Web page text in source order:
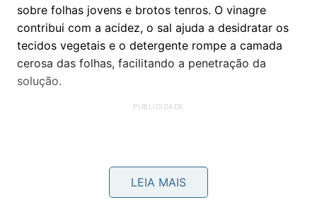
sobre folhas jovens e brotos tenros. O vinagre
contribui com a acidez, o sal ajuda a desidratar os
tecidos vegetais e o detergente rompe a camada
cerosa das folhas, facilitando a penetração da
solução.
LEIA MAIS